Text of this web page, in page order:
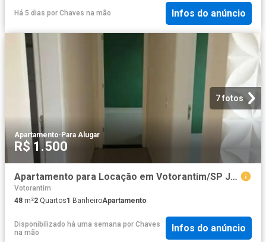
Há 5 dias por Chaves na mão Infos do anúncio
7 fotos
Apartamento· Para Alugar
R$ 1.500
Apartamento para Locação em Votorantim/SP Jardim Mirante dos Ovnis 2 Quartos
Votorantim
48 m²2 Quartos1 BanheiroApartamento
Disponibilizado há uma semana por Chaves
na mão
Infos do anúncio